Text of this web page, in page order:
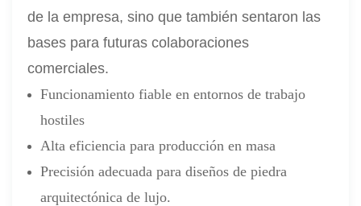
de la empresa, sino que también sentaron las
bases para futuras colaboraciones
comerciales.
Funcionamiento fiable en entornos de trabajo
hostiles
Alta eficiencia para producción en masa
Precisión adecuada para diseños de piedra
arquitectónica de lujo.